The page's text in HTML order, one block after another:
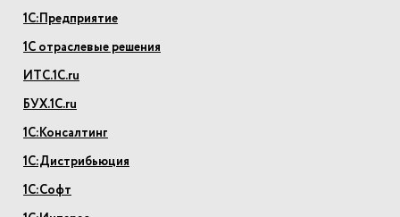
1С:Предприятие
1С отраслевые решения
ИТС.1С.ru
БУХ.1С.ru
1С:Консалтинг
1С:Дистрибьюция
1С:Софт